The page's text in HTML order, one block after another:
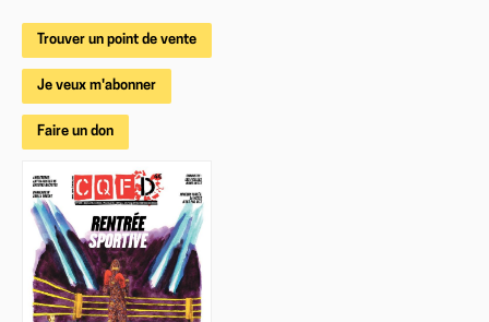
Trouver un point de vente
Je veux m'abonner
Faire un don